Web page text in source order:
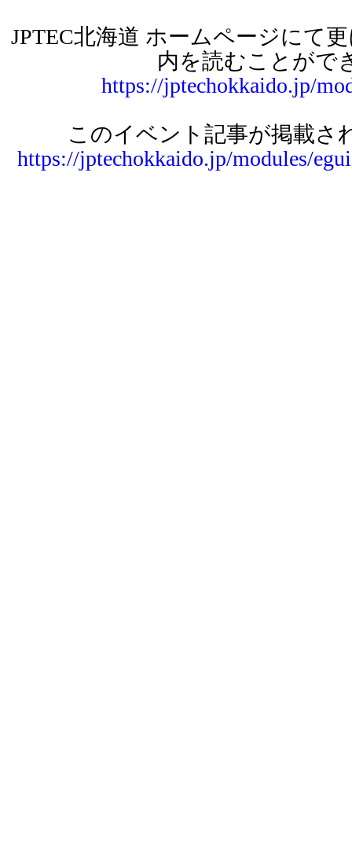
JPTEC北海道 ホームページにて
内を読むことがで
https://jptechokkaido.jp/
このイベント記事が掲載さ
https://jptechokkaido.jp/modules/